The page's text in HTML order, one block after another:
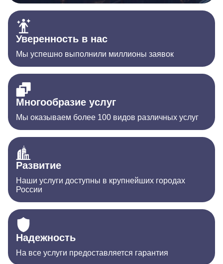
Уверенность в нас
Мы успешно выполнили миллионы заявок
Многообразие услуг
Мы оказываем более 100 видов различных услуг
Развитие
Наши услуги доступны в крупнейших городах
России
Надежность
На все услуги предоставляется гарантия